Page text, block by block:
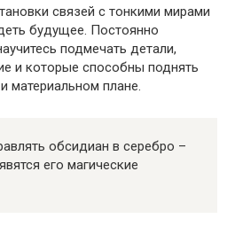
связей с тонкими мирами
будущее. Постоянно
подмечать детали,
и которые способны поднять
материальном плане.
обсидиан в серебро –
его магические